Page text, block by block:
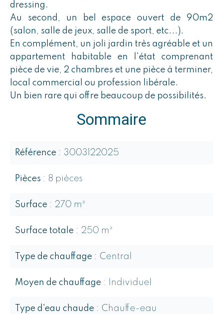
dressing.
Au second, un bel espace ouvert de 90m2
(salon, salle de jeux, salle de sport, etc...).
En complément, un joli jardin très agréable et un
appartement habitable en l'état comprenant
pièce de vie, 2 chambres et une pièce à terminer,
local commercial ou profession libérale.
Un bien rare qui offre beaucoup de possibilités.
Sommaire
Référence 3003122025
Pièces 8 pièces
Surface 270 m²
Surface totale 250 m²
Type de chauffage Central
Moyen de chauffage Individuel
Type d'eau chaude Chauffe-eau